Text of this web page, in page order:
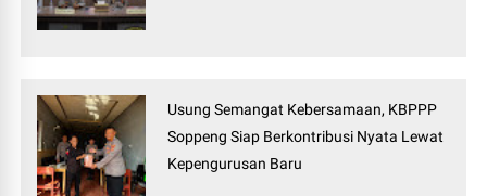
Usung Semangat Kebersamaan, KBPPP
Soppeng Siap Berkontribusi Nyata Lewat
Kepengurusan Baru